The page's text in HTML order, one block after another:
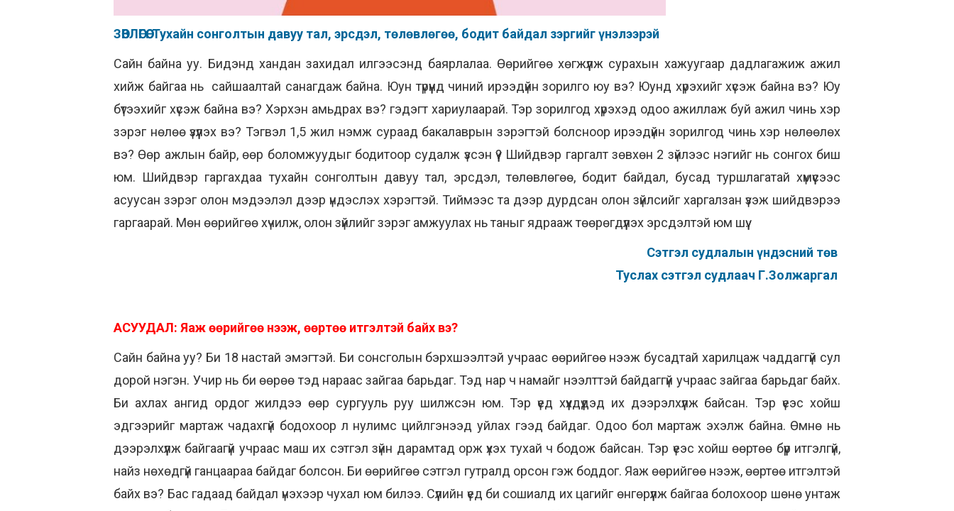
ЗӨВЛӨГӨӨ: Тухайн сонголтын давуу тал, эрсдэл, төлөвлөгөө, бодит байдал зэргийг үнэлээрэй
Сайн байна уу. Бидэнд хандан захидал илгээсэнд баярлалаа. Өөрийгөө хөгжүүлж сурахын хажуугаар дадлагажиж ажил
хийж байгаа нь сайшаалтай санагдаж байна. Юун түрүүнд чиний ирээдүйн зорилго юу вэ? Юунд хүрэхийг хүсэж байна вэ? Юу
бүтээхийг хүсэж байна вэ? Хэрхэн амьдрах вэ? гэдэгт хариулаарай. Тэр зорилгод хүрэхэд одоо ажиллаж буй ажил чинь хэр
зэрэг нөлөө үзүүлэх вэ? Тэгвэл 1,5 жил нэмж сураад бакалаврын зэрэгтэй болсноор ирээдүйн зорилгод чинь хэр нөлөөлөх
вэ? Өөр ажлын байр, өөр боломжуудыг бодитоор судалж үзсэн үү? Шийдвэр гаргалт зөвхөн 2 зүйлээс нэгийг нь сонгох биш
юм. Шийдвэр гаргахдаа тухайн сонголтын давуу тал, эрсдэл, төлөвлөгөө, бодит байдал, бусад туршлагатай хүмүүсээс
асуусан зэрэг олон мэдээлэл дээр үндэслэх хэрэгтэй. Тиймээс та дээр дурдсан олон зүйлсийг харгалзан үзэж шийдвэрээ
гаргаарай. Мөн өөрийгөө хүчилж, олон зүйлийг зэрэг амжуулах нь таныг ядрааж төөрөгдүүлэх эрсдэлтэй юм шүү.
Сэтгэл судлалын үндэсний төв
Туслах сэтгэл судлаач Г.Золжаргал
АСУУДАЛ: Яаж өөрийгөө нээж, өөртөө итгэлтэй байх вэ?
Сайн байна уу? Би 18 настай эмэгтэй. Би сонсголын бэрхшээлтэй учраас өөрийгөө нээж бусадтай харилцаж чаддаггүй сул
дорой нэгэн. Учир нь би өөрөө тэд нараас зайгаа барьдаг. Тэд нар ч намайг нээлттэй байдаггүй учраас зайгаа барьдаг байх.
Би ахлах ангид ордог жилдээ өөр сургууль руу шилжсэн юм. Тэр үед хүүхдүүдэд их дээрэлхүүлж байсан. Тэр үеэс хойш
эдгээрийг мартаж чадахгүй бодохоор л нулимс цийлгэнээд уйлах гээд байдаг. Одоо бол мартаж эхэлж байна. Өмнө нь
дээрэлхүүлж байгаагүй учраас маш их сэтгэл зүйн дарамтад орж үхэх тухай ч бодож байсан. Тэр үеэс хойш өөртөө бүүр итгэлгүй,
найз нөхөдгүй ганцаараа байдаг болсон. Би өөрийгөө сэтгэл гутралд орсон гэж боддог. Яаж өөрийгөө нээж, өөртөө итгэлтэй
байх вэ? Бас гадаад байдал үнэхээр чухал юм билээ. Сүүлийн үед би сошиалд их цагийг өнгөрүүлж байгаа болохоор шөнө унтаж